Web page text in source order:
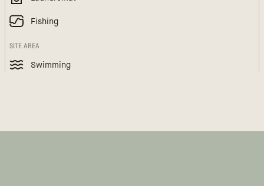
Fishing
SITE AREA
Swimming